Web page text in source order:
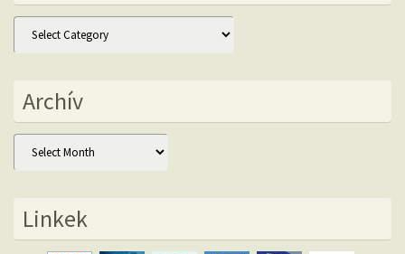
Kategóriák
Archív
Archív
Linkek